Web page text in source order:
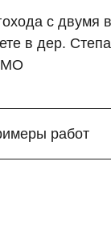
с двумя
в дер.
МО
работ